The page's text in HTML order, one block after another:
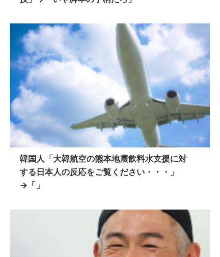
韓国人「大韓航空の熊本地震飲料水支援に対
する日本人の反応をご覧ください・・・」
→「」